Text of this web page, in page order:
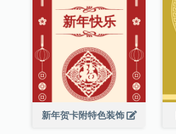
新年贺卡附特色装饰